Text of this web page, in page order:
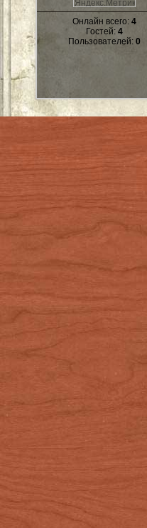
Онлайн всего: 4
Гостей: 4
Пользователей: 0